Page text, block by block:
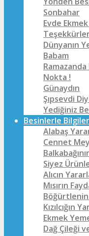
Sonbahar
Evde Ekmek
Dünyanın
Babam
Nokta !
Günaydın
Şıpsevdi
Yediğiniz
Besinlerle Bilgiler
Alabaş
Cennet
Siyez
Alıcın
Mısırın
Böğürtlenin
Kızılcığın
Ekmek
Dağ Çileği